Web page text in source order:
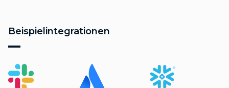
Beispielintegrationen